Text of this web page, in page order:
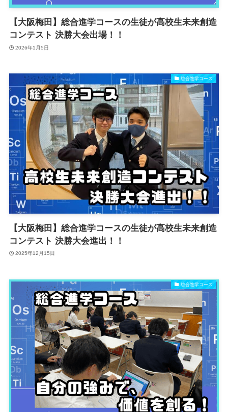
【大阪梅田】総合進学コースの生徒が高校生未来創造
コンテスト 決勝大会出場！！
2026年1月5日
総合進学コース
【大阪梅田】総合進学コースの生徒が高校生未来創造
コンテスト 決勝大会進出！！
2025年12月15日
総合進学コース